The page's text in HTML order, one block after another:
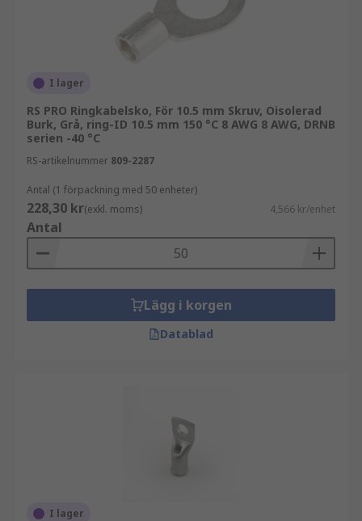
I lager
RS PRO Ringkabelsko, För 10.5 mm Skruv, Oisolerad
Burk, Grå, ring-ID 10.5 mm 150 °C 8 AWG 8 AWG, DRNB
serien -40 °C
RS-artikelnummer 809-2287
Antal (1 förpackning med 50 enheter)
228,30 kr(exkl. moms) 4,566 kr/enhet
Antal
Lägg i korgen
Datablad
I lager